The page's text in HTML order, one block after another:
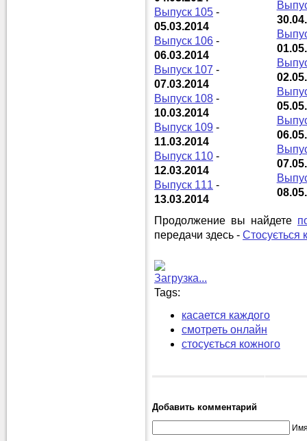
Выпуск 105 -
05.03.2014
Выпуск 106 -
06.03.2014
Выпуск 107 -
07.03.2014
Выпуск 108 -
10.03.2014
Выпуск 109 -
11.03.2014
Выпуск 110 -
12.03.2014
Выпуск 111 -
13.03.2014
Продолжение вы найдете
передачи здесь - Стосується
Загрузка...
Tags:
касается каждого
смотреть онлайн
стосується кожного
Добавить комментарий